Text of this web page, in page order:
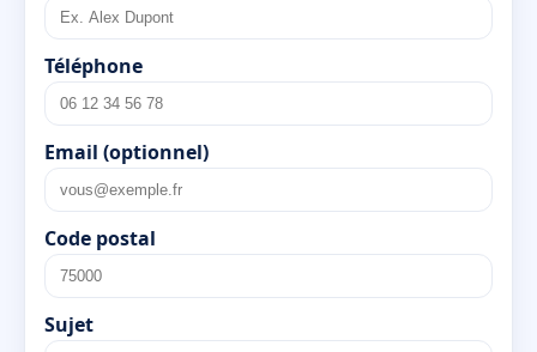
Téléphone
Email (optionnel)
Code postal
Sujet